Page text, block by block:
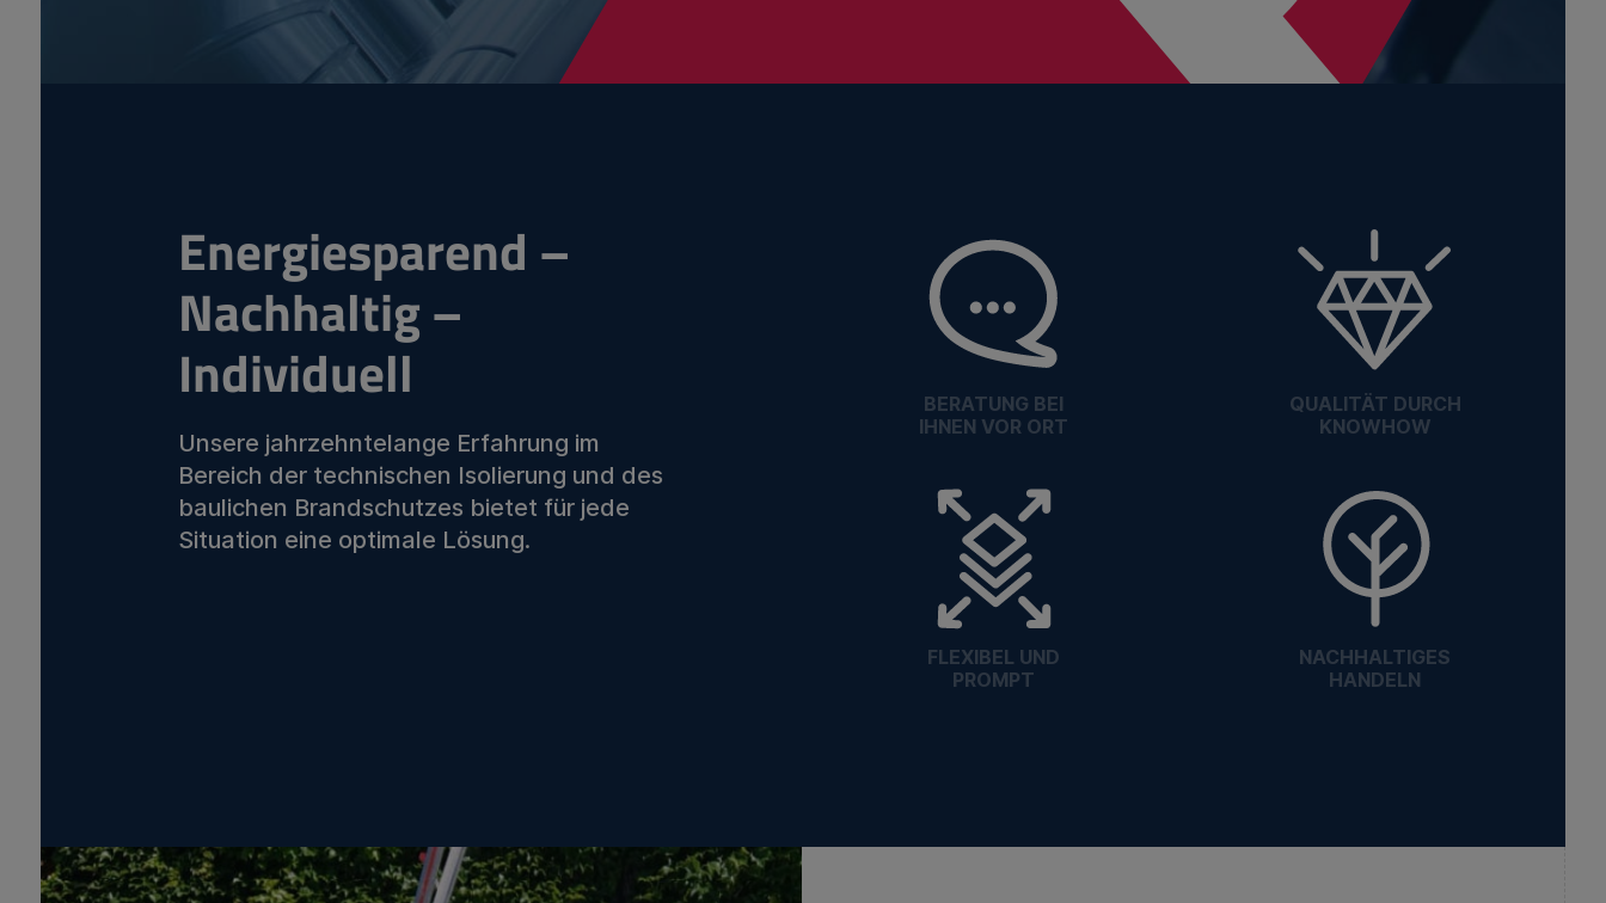
Energiesparend –
Nachhaltig –
Individuell
Unsere jahrzehntelange Erfahrung im
Bereich der technischen Isolierung und des
baulichen Brandschutzes bietet für jede
Situation eine optimale Lösung.
BERATUNG BEI
IHNEN VOR ORT
FLEXIBEL UND
PROMPT
QUALITÄT DURCH
KNOWHOW
NACHHALTIGES
HANDELN